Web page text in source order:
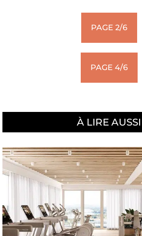
PAGE 2/6
PAGE 4/6
À LIRE AUSSI